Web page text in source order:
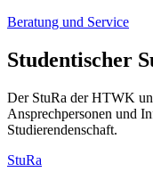
Beratung und Service
Studentischer
Der StuRa der HTWK
Ansprechpersonen und
Studierendenschaft.
StuRa